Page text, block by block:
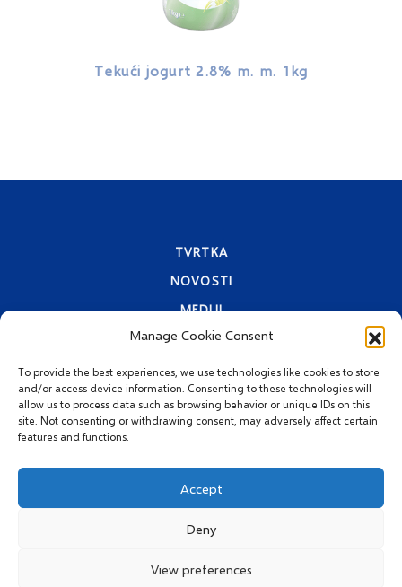
Manage Cookie Consent
To provide the best experiences, we use technologies like cookies to store
and/or access device information. Consenting to these technologies will
allow us to process data such as browsing behavior or unique IDs on this
site. Not consenting or withdrawing consent, may adversely affect certain
features and functions.
Accept
Deny
View preferences
Tekući jogurt 2.8% m. m. 1kg
TVRTKA
NOVOSTI
MEDIJI
KONTAKTI
PRAVA PRIVATNOSTI
© 2026 MEGGLE Hrvatska
d.o.o.